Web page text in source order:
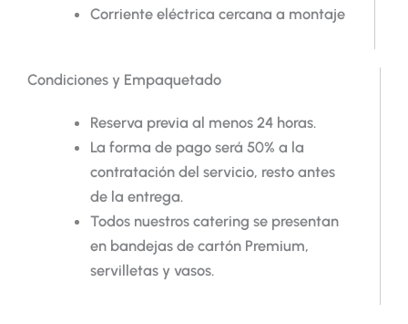
Corriente eléctrica cercana a montaje
Condiciones y Empaquetado
Reserva previa al menos 24 horas.
La forma de pago será 50% a la
contratación del servicio, resto antes
de la entrega.
Todos nuestros catering se presentan
en bandejas de cartón Premium,
servilletas y vasos.